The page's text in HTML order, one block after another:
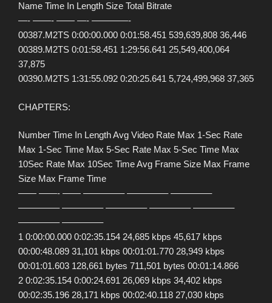
Name Time In Length Size Total Bitrate
—- ——- —— —- ————-
00387.M2TS 0:00:00.000 0:01:58.451 539,639,808 36,446
00389.M2TS 0:01:58.451 1:29:56.641 25,549,400,064
37,875
00390.M2TS 1:31:55.092 0:20:25.641 5,724,499,968 37,365
CHAPTERS:
Number Time In Length Avg Video Rate Max 1-Sec Rate
Max 1-Sec Time Max 5-Sec Rate Max 5-Sec Time Max
10Sec Rate Max 10Sec Time Avg Frame Size Max Frame
Size Max Frame Time
—— ——- —— ————– ————– ————–
————– ————– ————– ————– ————–
————– ————–
1 0:00:00.000 0:02:35.154 24,685 kbps 45,617 kbps
00:00:48.089 31,101 kbps 00:01:01.770 28,949 kbps
00:01:01.603 128,661 bytes 711,501 bytes 00:01:14.866
2 0:02:35.154 0:00:24.691 26,069 kbps 34,402 kbps
00:02:35.196 28,171 kbps 00:02:40.118 27,030 kbps